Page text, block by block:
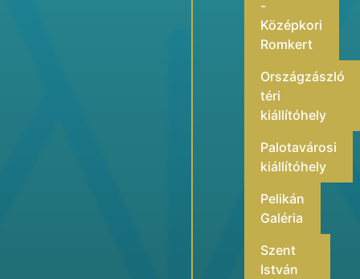
-
Középkori
Romkert
Országzászló
téri
kiállítóhely
Palotavárosi
kiállítóhely
Pelikán
Galéria
Szent
István